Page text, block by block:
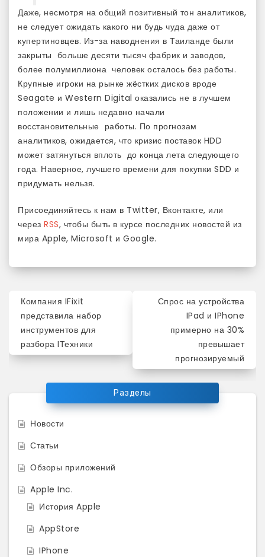
Даже, несмотря на общий позитивный тон аналитиков,
не следует ожидать какого ни будь чуда даже от
купертиновцев. Из-за наводнения в Таиланде были
закрыты больше десяти тысяч фабрик и заводов,
более полумиллиона человек осталось без работы.
Крупные игроки на рынке жёстких дисков вроде
Seagate и Western Digital оказались не в лучшем
положении и лишь недавно начали
восстановительные работы. По прогнозам
аналитиков, ожидается, что кризис поставок HDD
может затянуться вплоть до конца лета следующего
года. Наверное, лучшего времени для покупки SDD и
придумать нельзя.
Присоединяйтесь к нам в Twitter, Вконтакте, или
через RSS, чтобы быть в курсе последних новостей из
мира Apple, Microsoft и Google.
Навигация
по
записям
Компания IFixit
представила набор
инструментов для
разбора IТехники
Спрос на устройства
IPad и IPhone
примерно на 30%
превышает
прогнозируемый
Разделы
Новости
Статьи
Обзоры приложений
Apple Inc.
История Apple
AppStore
IPhone